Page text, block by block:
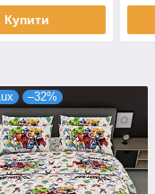
Купити
–32%